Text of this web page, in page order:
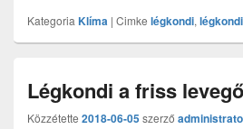
Kategoria Klíma | Cimke légkondi,
Légkondi a friss
Közzétette 2018-06-05szerző